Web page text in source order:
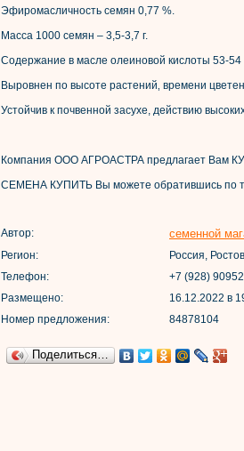
Эфиромасличность семян 0,77 %.
Масса 1000 семян – 3,5-3,7 г.
Содержание в масле олеиновой кислоты 53-54
Выровнен по высоте растений‚ времени
Устойчив к почвенной засухе, действию
Компания ООО АГРОАСТРА предлагает Вам
СЕМЕНА КУПИТЬ Вы можете обратившись по
Автор: семенной
Регион:
Россия,
Телефон:
+7 (928)
Размещено:
16.12.2022 в
Номер предложения:
84878104
Поделиться…